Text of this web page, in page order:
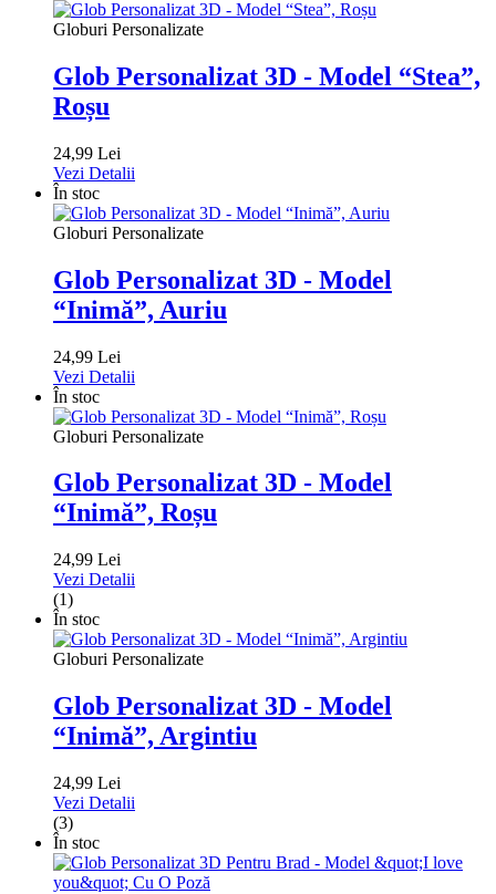
Globuri Personalizate
Glob Personalizat 3D - Model “Stea”,
Roșu
24,99 Lei
Vezi Detalii
În stoc
Globuri Personalizate
Glob Personalizat 3D - Model
“Inimă”, Auriu
24,99 Lei
Vezi Detalii
În stoc
Globuri Personalizate
Glob Personalizat 3D - Model
“Inimă”, Roșu
24,99 Lei
Vezi Detalii
(1)
În stoc
Globuri Personalizate
Glob Personalizat 3D - Model
“Inimă”, Argintiu
24,99 Lei
Vezi Detalii
(3)
În stoc